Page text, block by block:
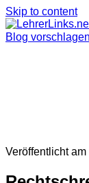
Skip to content
Blog vorschlagen
Veröffentlicht